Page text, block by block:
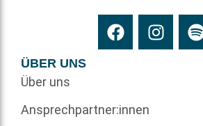
ÜBER UNS
Über uns
Ansprechpartner:innen